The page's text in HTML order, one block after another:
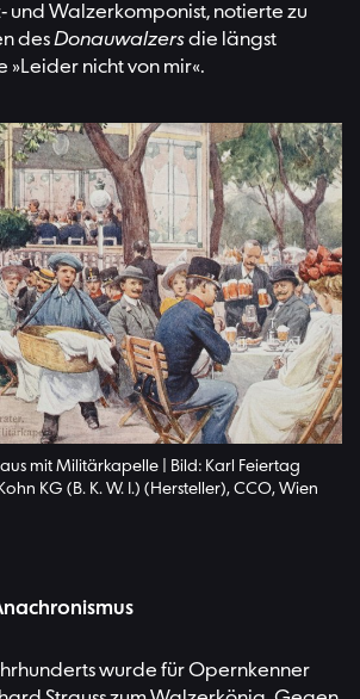
mit Militärkapelle | Bild: Karl Feiertag
KG (B. K. W. I.) (Hersteller), CCO, Wien
und Walzerkomponist, notierte zu
desDonauwalzersdie längst
nicht von mir«.
wurde für Opernkenner